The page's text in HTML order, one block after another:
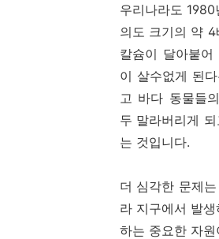
우리나라도
의도 크기의 약
칼슘이 달아붙
이 살수없게 된
고 바다 동물들
두 말라버리게
는 것입니다.
더 심각한 문제
라 지구에서 발
하는 중요한 자